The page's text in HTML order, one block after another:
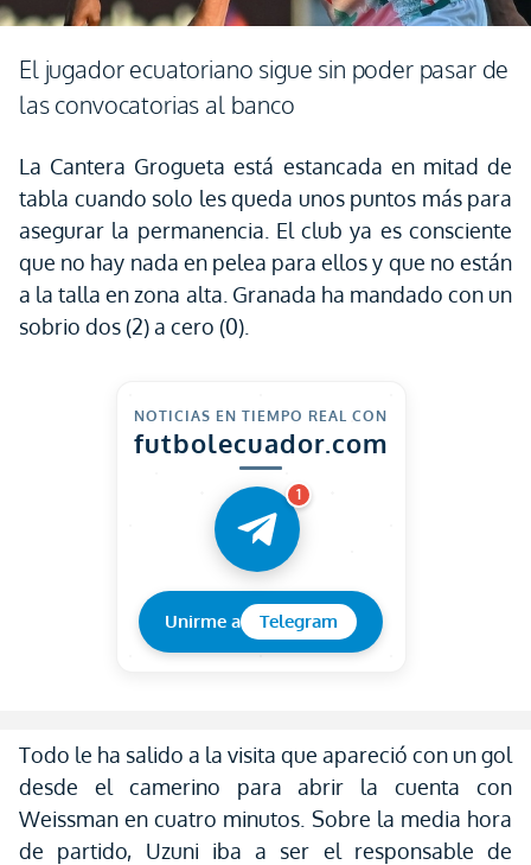
El jugador ecuatoriano sigue sin poder pasar de
las convocatorias al banco
La Cantera Grogueta está estancada en mitad de
tabla cuando solo les queda unos puntos más para
asegurar la permanencia. El club ya es consciente
que no hay nada en pelea para ellos y que no están
a la talla en zona alta. Granada ha mandado con un
sobrio dos (2) a cero (0).
NOTICIAS EN TIEMPO REAL CON
futbolecuador.com
1
Unirme a Telegram
Todo le ha salido a la visita que apareció con un gol
desde el camerino para abrir la cuenta con
Weissman en cuatro minutos. Sobre la media hora
de partido, Uzuni iba a ser el responsable de